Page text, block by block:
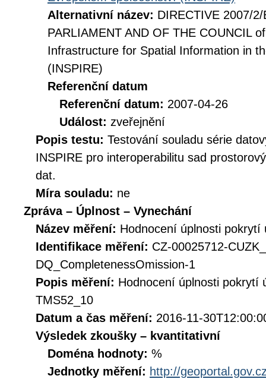
Alternativní název: DIRECTIVE 2007/
PARLIAMENT AND OF THE COUNCIL
Infrastructure for Spatial Information in
(INSPIRE)
Referenční datum
Referenční datum: 2007-04-26
Událost: zveřejnění
Popis testu: Testování souladu série
INSPIRE pro interoperabilitu sad
dat.
Míra souladu: ne
Zpráva – Úplnost – Vynechání
Název měření: Hodnocení úplnosti
Identifikace měření: CZ-00025712-
DQ_CompletenessOmission-1
Popis měření: Hodnocení úplnosti pokrytí
TMS52_10
Datum a čas měření: 2016-11-
Výsledek zkoušky – kvantitativní
Doména hodnoty: %
Jednotky měření: http://